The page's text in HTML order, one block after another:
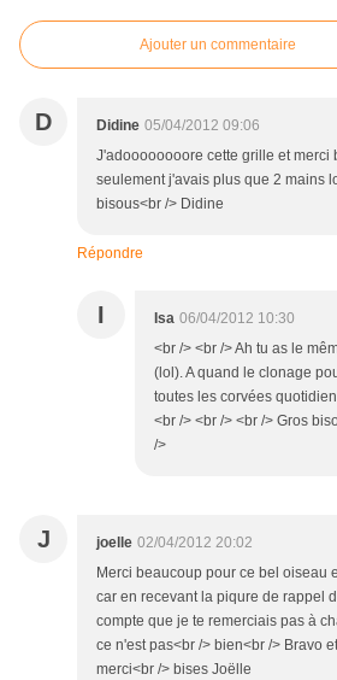
Ajouter un commentaire
D Didine 05/04/2012 09:06
J'adoooooooore cette grille et merci
seulement j'avais plus que 2 mains
bisous<br /> Didine
Répondre
I Isa 06/04/2012 10:30
<br /> <br /> Ah tu as le
(lol). A quand le clonage
toutes les corvées
<br /> <br /> <br /> Gros
/>
J joelle 02/04/2012 20:02
Merci beaucoup pour ce bel oiseau
car en recevant la piqure de rappel
compte que je te remerciais pas à
ce n'est pas<br /> bien<br /> Bravo
merci<br /> bises Joëlle